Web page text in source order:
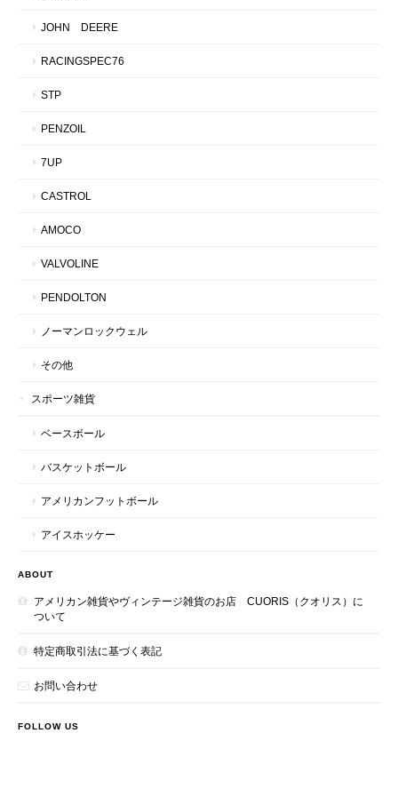
JOHN DEERE
RACINGSPEC76
STP
PENZOIL
7UP
CASTROL
AMOCO
VALVOLINE
PENDOLTON
ノーマンロックウェル
その他
スポーツ雑貨
ベースボール
バスケットボール
アメリカンフットボール
アイスホッケー
ABOUT
アメリカン雑貨やヴィンテージ雑貨のお店 CUORIS（クオリス）に
ついて
特定商取引法に基づく表記
お問い合わせ
FOLLOW US